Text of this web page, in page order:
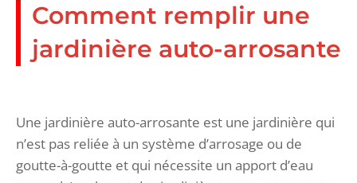
Comment remplir une
jardinière auto-arrosante
Une jardinière auto-arrosante est une jardinière qui
n’est pas reliée à un système d’arrosage ou de
goutte-à-goutte et qui nécessite un apport d’eau